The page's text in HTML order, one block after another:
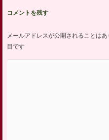
コメントを残す
メールアドレスが公開されることはあ
目です